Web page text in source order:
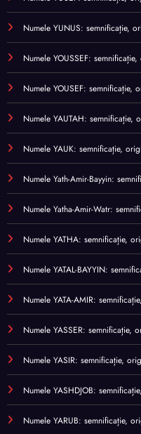
Numele YUNUS: semnificație,
Numele YOUSSEF:
Numele YOUSEF: semnificație,
Numele YAUTAH: semnificație,
Numele YAUK: semnificație,
Numele Yath-Amir-Bayyin:
Numele Yatha-Amir-Watr:
Numele YATHA: semnificație,
Numele YATAL-BAYYIN:
Numele YATA-AMIR:
Numele YASSER: semnificație,
Numele YASIR: semnificație,
Numele YASHDJOB:
Numele YARUB: semnificație,